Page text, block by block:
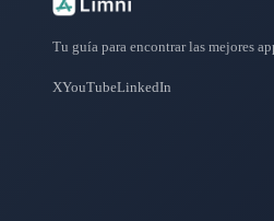
Tu guía para encontrar las mejores
XYouTubeLinkedIn